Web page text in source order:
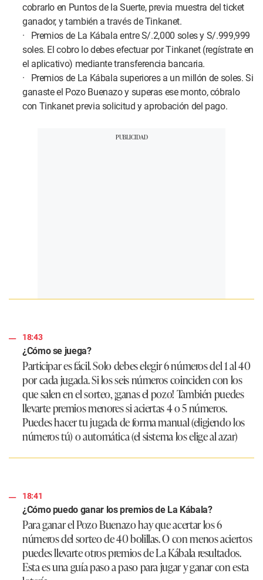
cobrarlo en Puntos de la Suerte, previa muestra del ticket
ganador, y también a través de Tinkanet.
· Premios de La Kábala entre S/.2,000 soles y S/.999,999
soles. El cobro lo debes efectuar por Tinkanet (regístrate en
el aplicativo) mediante transferencia bancaria.
· Premios de La Kábala superiores a un millón de soles. Si
ganaste el Pozo Buenazo y superas ese monto, cóbralo
con Tinkanet previa solicitud y aprobación del pago.
18:43
¿Cómo se juega?
Participar es fácil. Solo debes elegir 6 números del 1 al 40
por cada jugada. Si los seis números coinciden con los
que salen en el sorteo, ¡ganas el pozo! También puedes
llevarte premios menores si aciertas 4 o 5 números.
Puedes hacer tu jugada de forma manual (eligiendo los
números tú) o automática (el sistema los elige al azar)
18:41
¿Cómo puedo ganar los premios de La Kábala?
Para ganar el Pozo Buenazo hay que acertar los 6
números del sorteo de 40 bolillas. O con menos aciertos
puedes llevarte otros premios de La Kábala resultados.
Esta es una guía paso a paso para jugar y ganar con esta